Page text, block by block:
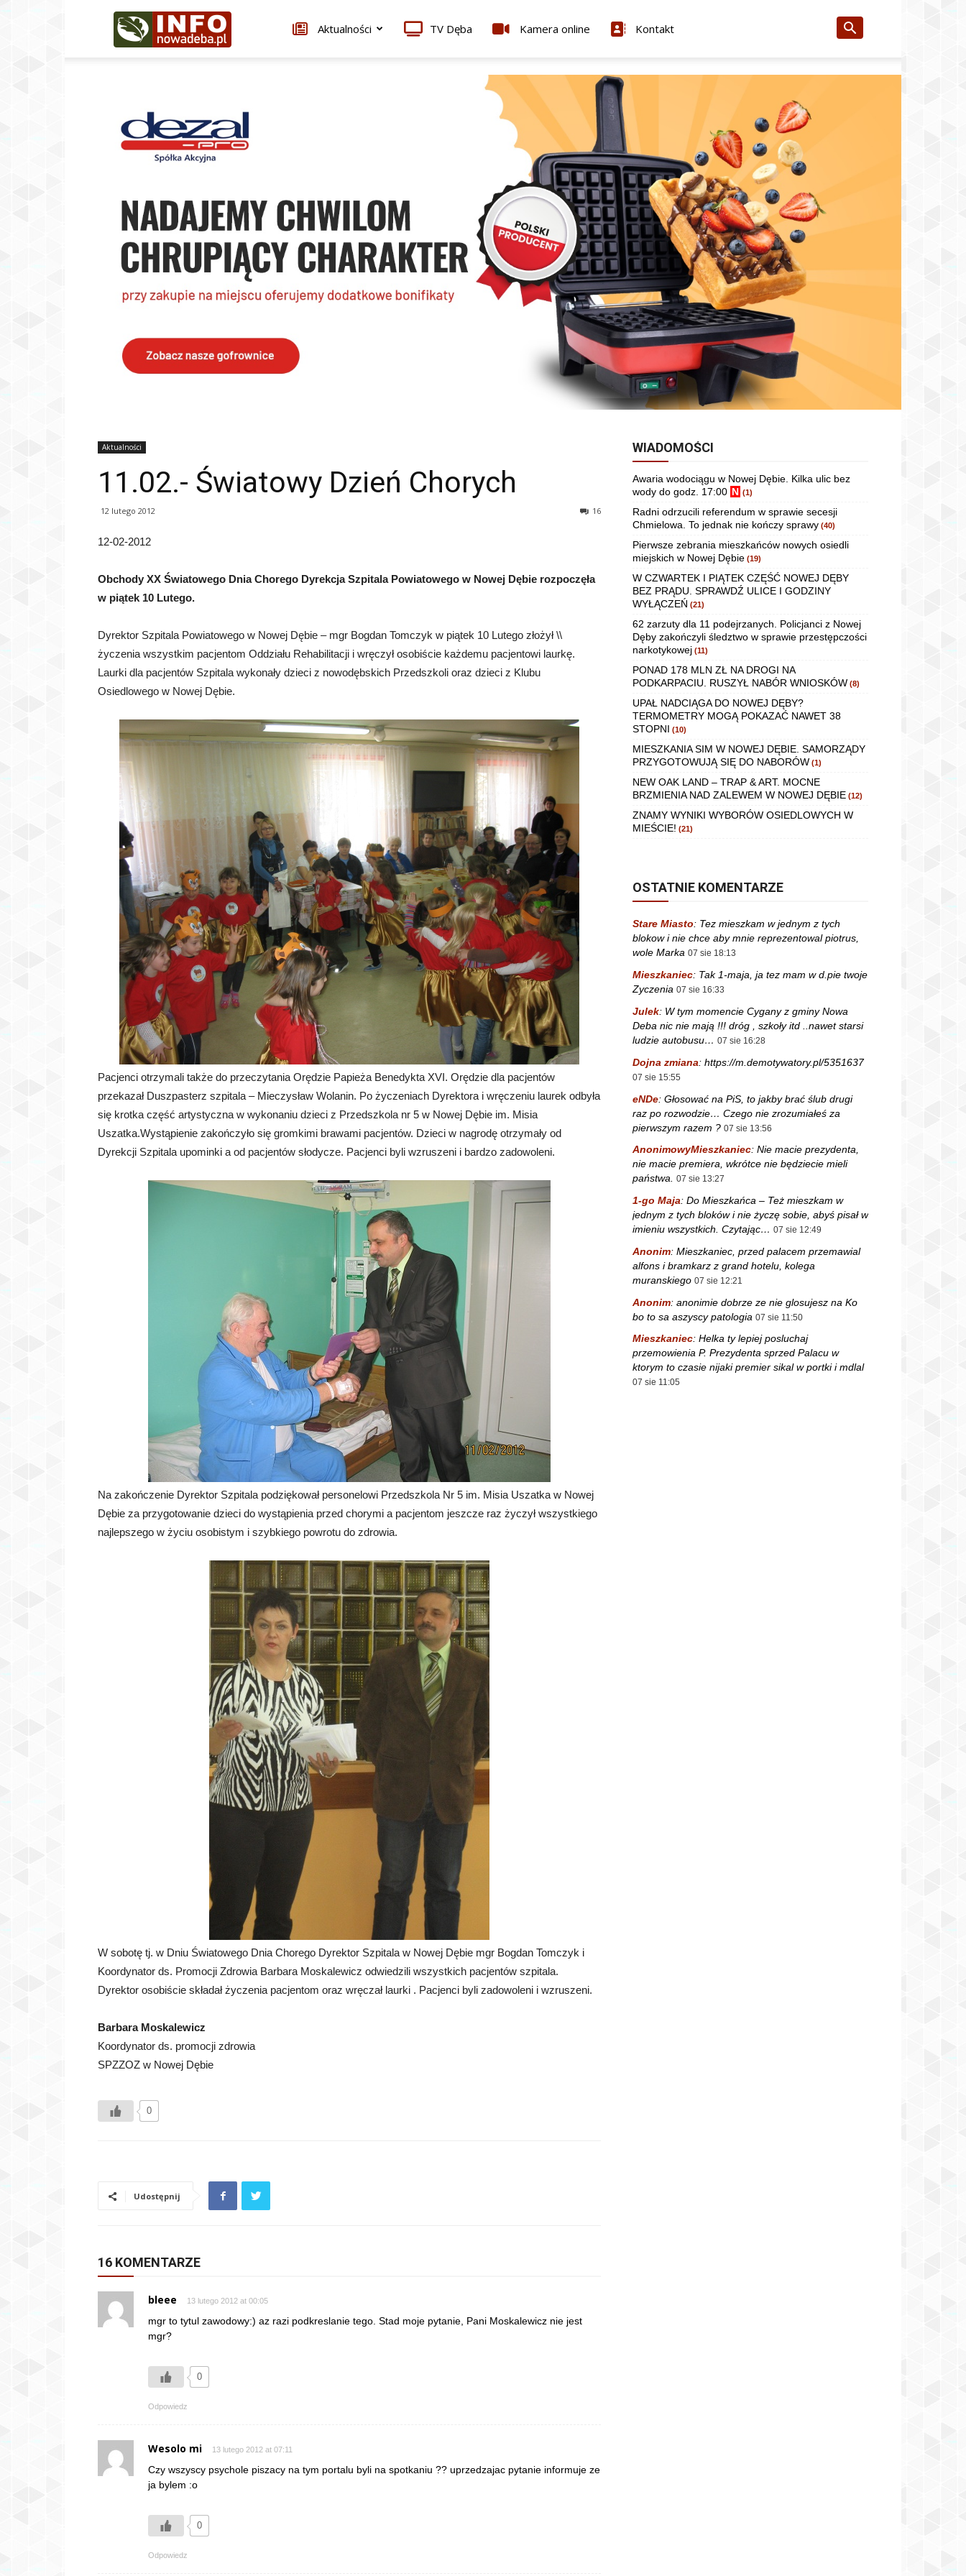
Infonowadeba.pl Aktualności TV Dęba Kamera online Kontakt
Aktualności
11.02.- Światowy Dzień Chorych
12 lutego 2012 16
12-02-2012
Obchody XX Światowego Dnia Chorego Dyrekcja Szpitala Powiatowego w Nowej Dębie rozpoczęła
w piątek 10 Lutego.
Dyrektor Szpitala Powiatowego w Nowej Dębie – mgr Bogdan Tomczyk w piątek 10 Lutego złożył \\
życzenia wszystkim pacjentom Oddziału Rehabilitacji i wręczył osobiście każdemu pacjentowi laurkę.
Laurki dla pacjentów Szpitala wykonały dzieci z nowodębskich Przedszkoli oraz dzieci z Klubu
Osiedlowego w Nowej Dębie.
Pacjenci otrzymali także do przeczytania Orędzie Papieża Benedykta XVI. Orędzie dla pacjentów
przekazał Duszpasterz szpitala – Mieczysław Wolanin. Po życzeniach Dyrektora i wręczeniu laurek odbyła
się krotka część artystyczna w wykonaniu dzieci z Przedszkola nr 5 w Nowej Dębie im. Misia
Uszatka.Wystąpienie zakończyło się gromkimi brawami pacjentów. Dzieci w nagrodę otrzymały od
Dyrekcji Szpitala upominki a od pacjentów słodycze. Pacjenci byli wzruszeni i bardzo zadowoleni.
Na zakończenie Dyrektor Szpitala podziękował personelowi Przedszkola Nr 5 im. Misia Uszatka w Nowej
Dębie za przygotowanie dzieci do wystąpienia przed chorymi a pacjentom jeszcze raz życzył wszystkiego
najlepszego w życiu osobistym i szybkiego powrotu do zdrowia.
W sobotę tj. w Dniu Światowego Dnia Chorego Dyrektor Szpitala w Nowej Dębie mgr Bogdan Tomczyk i
Koordynator ds. Promocji Zdrowia Barbara Moskalewicz odwiedzili wszystkich pacjentów szpitala.
Dyrektor osobiście składał życzenia pacjentom oraz wręczał laurki . Pacjenci byli zadowoleni i wzruszeni.
Barbara Moskalewicz
Koordynator ds. promocji zdrowia
SPZZOZ w Nowej Dębie
0
Udostępnij
16 KOMENTARZE
bleee 13 lutego 2012 at 00:05
mgr to tytul zawodowy:) az razi podkreslanie tego. Stad moje pytanie, Pani Moskalewicz nie jest
mgr?
0
Odpowiedz
Wesolo mi 13 lutego 2012 at 07:11
Czy wszyscy psychole piszacy na tym portalu byli na spotkaniu ?? uprzedzajac pytanie informuje ze
ja bylem :o
0
Odpowiedz
WIADOMOŚCI
Awaria wodociągu w Nowej Dębie. Kilka ulic bez
wody do godz. 17:00 N (1)
Radni odrzucili referendum w sprawie secesji
Chmielowa. To jednak nie kończy sprawy (40)
Pierwsze zebrania mieszkańców nowych osiedli
miejskich w Nowej Dębie (19)
W CZWARTEK I PIĄTEK CZĘŚĆ NOWEJ DĘBY
BEZ PRĄDU. SPRAWDŹ ULICE I GODZINY
WYŁĄCZEŃ (21)
62 zarzuty dla 11 podejrzanych. Policjanci z Nowej
Dęby zakończyli śledztwo w sprawie przestępczości
narkotykowej (11)
PONAD 178 MLN ZŁ NA DROGI NA
PODKARPACIU. RUSZYŁ NABÓR WNIOSKÓW (8)
UPAŁ NADCIĄGA DO NOWEJ DĘBY?
TERMOMETRY MOGĄ POKAZAĆ NAWET 38
STOPNI (10)
MIESZKANIA SIM W NOWEJ DĘBIE. SAMORZĄDY
PRZYGOTOWUJĄ SIĘ DO NABORÓW (1)
NEW OAK LAND – TRAP & ART. MOCNE
BRZMIENIA NAD ZALEWEM W NOWEJ DĘBIE (12)
ZNAMY WYNIKI WYBORÓW OSIEDLOWYCH W
MIEŚCIE! (21)
OSTATNIE KOMENTARZE
Stare Miasto: Tez mieszkam w jednym z tych
blokow i nie chce aby mnie reprezentowal piotrus,
wole Marka 07 sie 18:13
Mieszkaniec: Tak 1-maja, ja tez mam w d.pie twoje
Zyczenia 07 sie 16:33
Julek: W tym momencie Cygany z gminy Nowa
Deba nic nie mają !!! dróg , szkoły itd ..nawet starsi
ludzie autobusu… 07 sie 16:28
Dojna zmiana: https://m.demotywatory.pl/5351637
07 sie 15:55
eNDe: Głosować na PiS, to jakby brać ślub drugi
raz po rozwodzie… Czego nie zrozumiałeś za
pierwszym razem ? 07 sie 13:56
AnonimowyMieszkaniec: Nie macie prezydenta,
nie macie premiera, wkrótce nie będziecie mieli
państwa. 07 sie 13:27
1-go Maja: Do Mieszkańca – Też mieszkam w
jednym z tych bloków i nie życzę sobie, abyś pisał w
imieniu wszystkich. Czytając… 07 sie 12:49
Anonim: Mieszkaniec, przed palacem przemawial
alfons i bramkarz z grand hotelu, kolega
muranskiego 07 sie 12:21
Anonim: anonimie dobrze ze nie glosujesz na Ko
bo to sa aszyscy patologia 07 sie 11:50
Mieszkaniec: Helka ty lepiej posluchaj
przemowienia P. Prezydenta sprzed Palacu w
ktorym to czasie nijaki premier sikal w portki i mdlal
07 sie 11:05